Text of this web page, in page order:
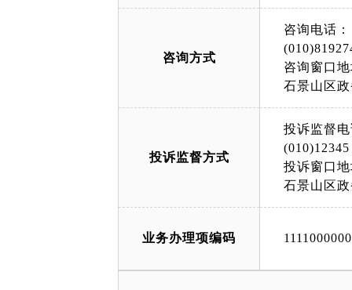
咨询方式
咨询电话：
咨询窗口
石景山区
投诉监督方式
投诉监督
(010)12345
投诉窗口
石景山区
业务办理项编码